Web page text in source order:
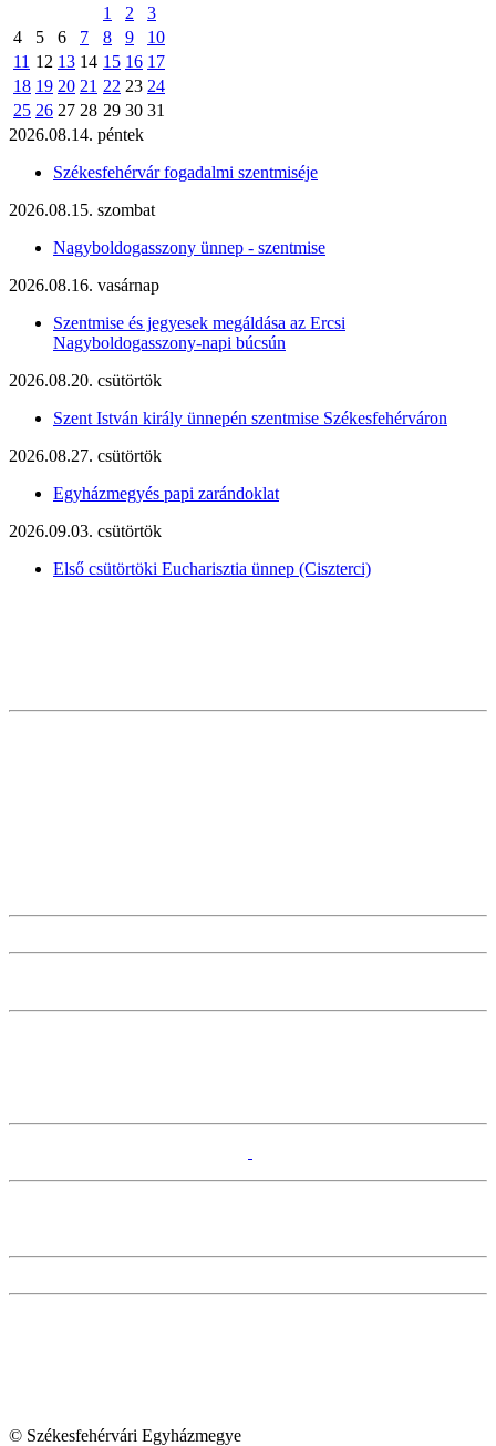
1
2
3
4
5 6 7 8 9
10
11 12 13 14 15 16 17
18 19 20 21 22 23 24
25 26 27 28 29 30 31
2026.08.14. péntek
Székesfehérvár fogadalmi szentmiséje
2026.08.15. szombat
Nagyboldogasszony ünnep - szentmise
2026.08.16. vasárnap
Szentmise és jegyesek megáldása az Ercsi
Nagyboldogasszony-napi búcsún
2026.08.20. csütörtök
Szent István király ünnepén szentmise Székesfehérváron
2026.08.27. csütörtök
Egyházmegyés papi zarándoklat
2026.09.03. csütörtök
Első csütörtöki Eucharisztia ünnep (Ciszterci)
© Székesfehérvári Egyházmegye